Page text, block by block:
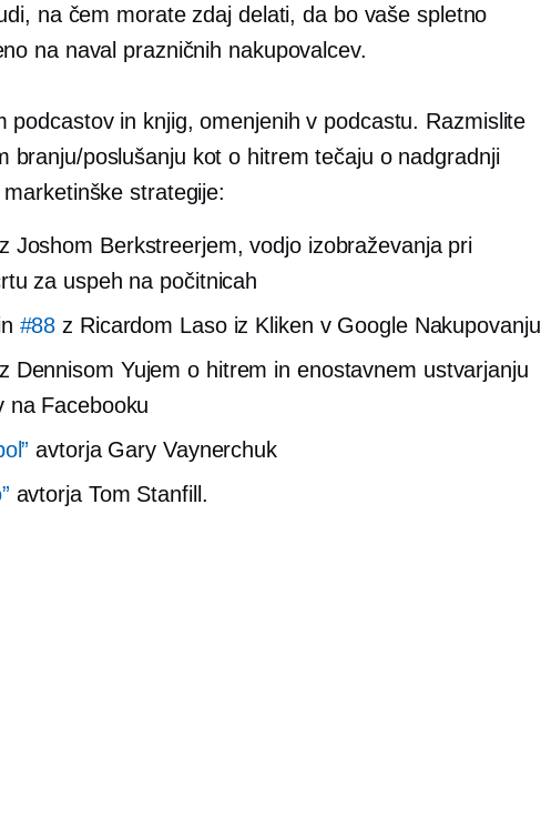
na čem morate zdaj delati, da bo vaše spletno
na naval prazničnih nakupovalcev.
podcastov in knjig, omenjenih v podcastu. Razmislite
branju/poslušanju kot o hitrem tečaju o nadgradnji
strategije:
Joshom Berkstreerjem, vodjo izobraževanja pri
za uspeh na počitnicah
#88 z Ricardom Laso iz Kliken v Google Nakupovanju
Dennisom Yujem o hitrem in enostavnem ustvarjanju
na Facebooku
avtorja Gary Vaynerchuk
avtorja Tom Stanfill.